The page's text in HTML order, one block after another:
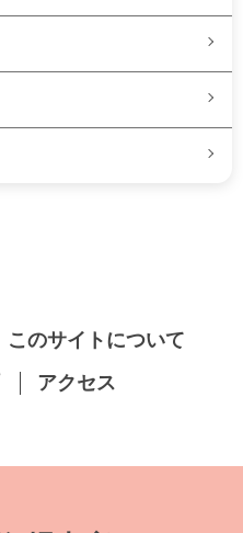
このサイトについて
アクセス